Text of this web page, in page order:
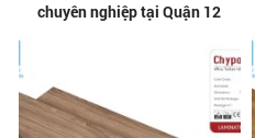
chuyên nghiệp tại Quận 12